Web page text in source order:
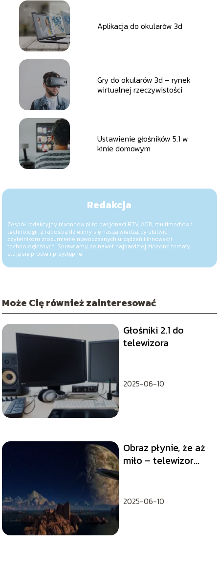
Aplikacja do okularów 3d
Gry do okularów 3d – rynek
wirtualnej rzeczywistości
Ustawienie głośników 5.1 w
kinie domowym
Redakcja
Zespół redakcyjny nixonnow.pl to pasjonaci RTV, AGD, multimediów i
technologii. Z radością dzielimy się naszą wiedzą, by ułatwić
czytelnikom zrozumienie nowoczesnych urządzeń i innowacji
technologicznych. Sprawiamy, że nawet najbardziej złożone tematy
stają się proste i przystępne.
Może Cię również zainteresować
Głośniki 2.1 do
telewizora
2025-06-10
Obraz płynie, że aż
miło – telewizor
2025-06-10